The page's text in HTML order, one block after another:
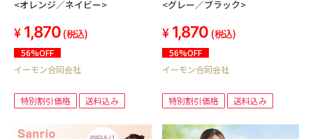
<オレンジ／ネイビー>
1,870 (税込)
56%OFF
イーモン合同会社
特別割引価格 送料込み
<グレー／ブラック>
1,870 (税込)
56%OFF
イーモン合同会社
特別割引価格 送料込み